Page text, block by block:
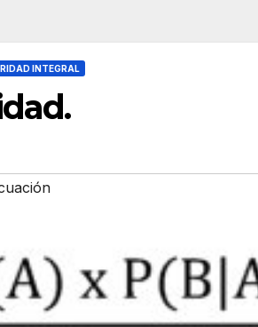
INTEGRAL